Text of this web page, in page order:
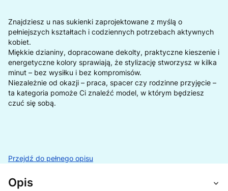
Znajdziesz u nas sukienki zaprojektowane z myślą o
pełniejszych kształtach i codziennych potrzebach aktywnych
kobiet.
Miękkie dzianiny, dopracowane dekolty, praktyczne kieszenie i
energetyczne kolory sprawiają, że stylizację stworzysz w kilka
minut – bez wysiłku i bez kompromisów.
Niezależnie od okazji – praca, spacer czy rodzinne przyjęcie –
ta kategoria pomoże Ci znaleźć model, w którym będziesz
czuć się sobą.
Przejdź do pełnego opisu
Opis